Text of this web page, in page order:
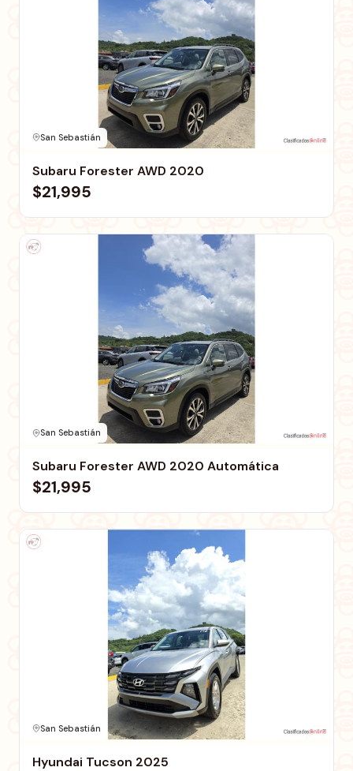
San Sebastián
Subaru Forester AWD 2020
$21,995
San Sebastián
Subaru Forester AWD 2020 Automática
$21,995
San Sebastián
Hyundai Tucson 2025